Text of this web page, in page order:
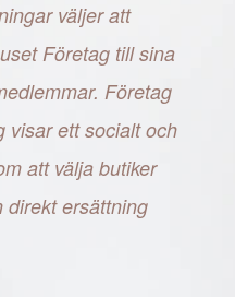
väljer att
Företag till sina
Företag
visar ett socialt och
att välja butiker
direkt ersättning